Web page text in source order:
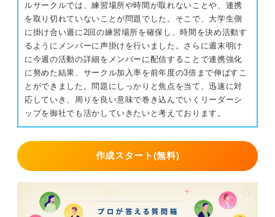
ルサークルでは、練習場所や時間が取れないことや、連携
を取り切れていないことが問題でした。そこで、大学生側
に掛け合い週に2回の練習場所を確保し、時間を決め活動す
るようにメンバーに声掛けを行いました。さらに週末明け
に今週の活動の詳細をメンバーに配信することで連携強化
に努めた結果、サークル加入率を前年度の3倍まで伸ばすこ
とができました。問題にしっかりと焦点を当て、迅速に対
応していき、周りを良い意味で巻き込んでいくリーダーシ
ップを御社でも活かしていきたいと考えております。
作成スタート(無料)